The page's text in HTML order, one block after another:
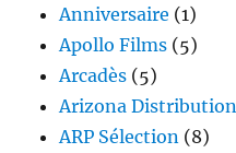
Anniversaire (1)
Apollo Films (5)
Arcadès (5)
Arizona Distribution
ARP Sélection (8)